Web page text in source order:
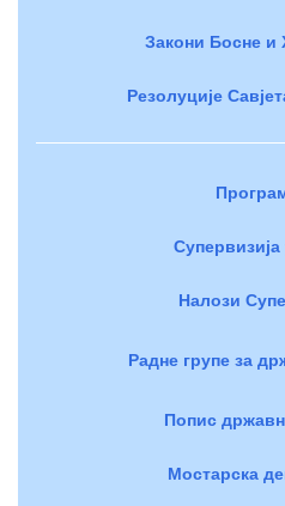
Закони Босне и
Резолуције
Налози
Радне групе за
Попис
Мостарска